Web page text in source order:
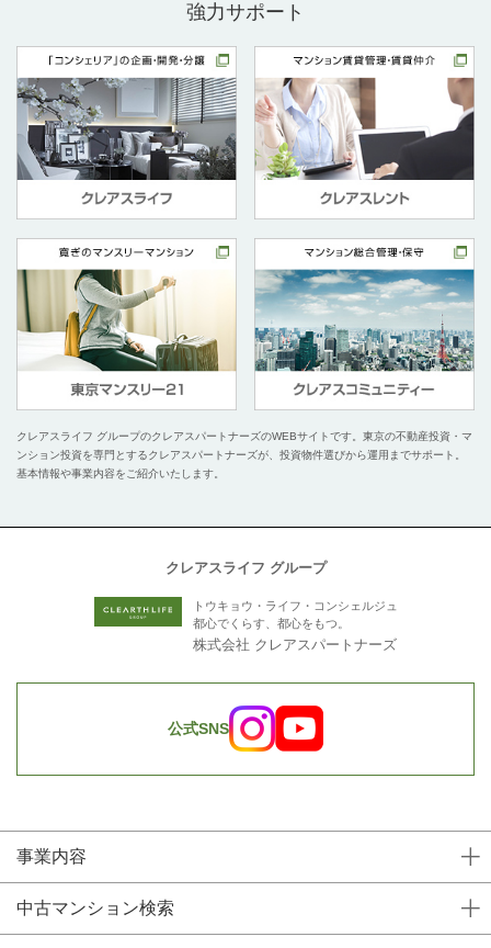
強力サポート
クレアスライフ グループのクレアスパートナーズのWEBサイトです。 東京の不動産投資・マ
ンション投資を専門とするクレアスパートナーズが、投資物件選びから運用までサポート。
基本情報や事業内容をご紹介いたします。
トウキョウ・ライフ・コンシェルジュ
都心でくらす、都心をもつ。
株式会社 クレアスパートナーズ
公式SNS
クレアスライフ グループ
事業内容
中古マンション検索